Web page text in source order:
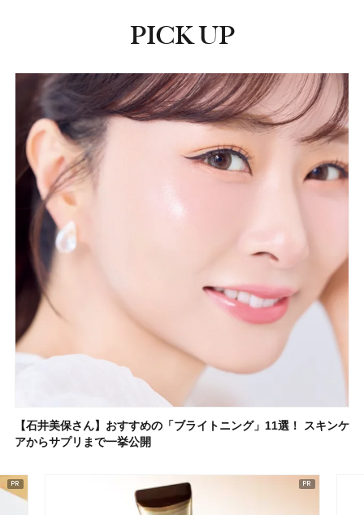
PICK UP
【石井美保さん】おすすめの「ブライトニング」11選！ スキンケ
アからサプリまで一挙公開